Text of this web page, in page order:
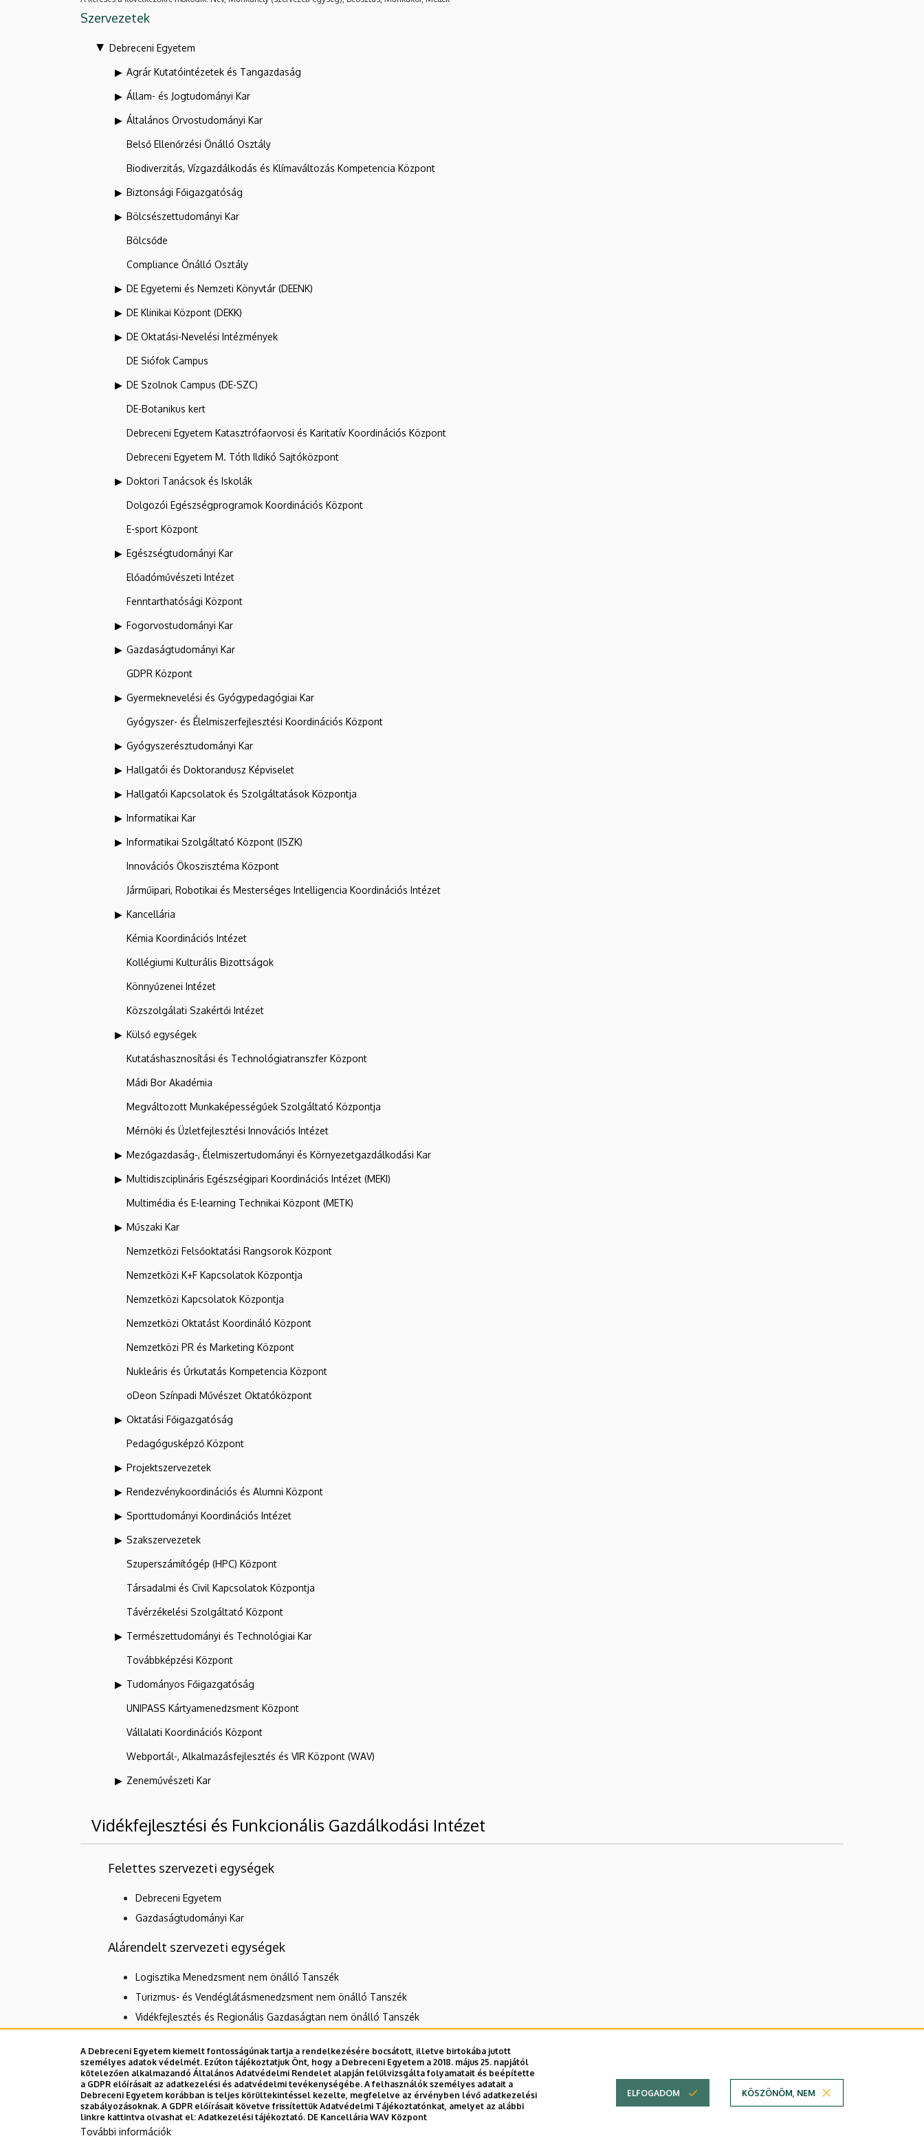
Szervezetek
Debreceni Egyetem
Agrár Kutatóintézetek és Tangazdaság
Állam- és Jogtudományi Kar
Általános Orvostudományi Kar
Belső Ellenőrzési Önálló Osztály
Biodiverzitás, Vízgazdálkodás és Klímaváltozás Kompetencia Központ
Biztonsági Főigazgatóság
Bölcsészettudományi Kar
Bölcsőde
Compliance Önálló Osztály
DE Egyetemi és Nemzeti Könyvtár (DEENK)
DE Klinikai Központ (DEKK)
DE Oktatási-Nevelési Intézmények
DE Siófok Campus
DE Szolnok Campus (DE-SZC)
DE-Botanikus kert
Debreceni Egyetem Katasztrófaorvosi és Karitatív Koordinációs Központ
Debreceni Egyetem M. Tóth Ildikó Sajtóközpont
Doktori Tanácsok és Iskolák
Dolgozói Egészségprogramok Koordinációs Központ
E-sport Központ
Egészségtudományi Kar
Előadóművészeti Intézet
Fenntarthatósági Központ
Fogorvostudományi Kar
Gazdaságtudományi Kar
GDPR Központ
Gyermeknevelési és Gyógypedagógiai Kar
Gyógyszer- és Élelmiszerfejlesztési Koordinációs Központ
Gyógyszerésztudományi Kar
Hallgatói és Doktorandusz Képviselet
Hallgatói Kapcsolatok és Szolgáltatások Központja
Informatikai Kar
Informatikai Szolgáltató Központ (ISZK)
Innovációs Ökoszisztéma Központ
Járműipari, Robotikai és Mesterséges Intelligencia Koordinációs Intézet
Kancellária
Kémia Koordinációs Intézet
Kollégiumi Kulturális Bizottságok
Könnyűzenei Intézet
Közszolgálati Szakértői Intézet
Külső egységek
Kutatáshasznosítási és Technológiatranszfer Központ
Mádi Bor Akadémia
Megváltozott Munkaképességűek Szolgáltató Központja
Mérnöki és Üzletfejlesztési Innovációs Intézet
Mezőgazdaság-, Élelmiszertudományi és Környezetgazdálkodási Kar
Multidiszciplináris Egészségipari Koordinációs Intézet (MEKI)
Multimédia és E-learning Technikai Központ (METK)
Műszaki Kar
Nemzetközi Felsőoktatási Rangsorok Központ
Nemzetközi K+F Kapcsolatok Központja
Nemzetközi Kapcsolatok Központja
Nemzetközi Oktatást Koordináló Központ
Nemzetközi PR és Marketing Központ
Nukleáris és Űrkutatás Kompetencia Központ
oDeon Színpadi Művészet Oktatóközpont
Oktatási Főigazgatóság
Pedagógusképző Központ
Projektszervezetek
Rendezvénykoordinációs és Alumni Központ
Sporttudományi Koordinációs Intézet
Szakszervezetek
Szuperszámítógép (HPC) Központ
Társadalmi és Civil Kapcsolatok Központja
Távérzékelési Szolgáltató Központ
Természettudományi és Technológiai Kar
Továbbképzési Központ
Tudományos Főigazgatóság
UNIPASS Kártyamenedzsment Központ
Vállalati Koordinációs Központ
Webportál-, Alkalmazásfejlesztés és VIR Központ (WAV)
Zeneművészeti Kar
Vidékfejlesztési és Funkcionális Gazdálkodási Intézet
Felettes szervezeti egységek
Debreceni Egyetem
Gazdaságtudományi Kar
Alárendelt szervezeti egységek
Logisztika Menedzsment nem önálló Tanszék
Turizmus- és Vendéglátásmenedzsment nem önálló Tanszék
Vidékfejlesztés és Regionális Gazdaságtan nem önálló Tanszék
Dolgozói adatmódosítás igénylése a DE telefonkönyvében|Külső személyek rögzítése a DE telefonkönyvében
A Debreceni Egyetem kiemelt fontosságúnak tartja a rendelkezésére bocsátott, illetve birtokába jutott
személyes adatok védelmét. Ezúton tájékoztatjuk Önt, hogy a Debreceni Egyetem a 2018. május 25. napjától
kötelezően alkalmazandó Általános Adatvédelmi Rendelet alapján felülvizsgálta folyamatait és beépítette
a GDPR előírásait az adatkezelési és adatvédelmi tevékenységébe. A felhasználók személyes adatait a
Debreceni Egyetem korábban is teljes körültekintéssel kezelte, megfelelve az érvényben lévő adatkezelési
szabályozásoknak. A GDPR előírásait követve frissítettük Adatvédelmi Tájékoztatónkat, amelyet az alábbi
linkre kattintva olvashat el: Adatkezelési tájékoztató. DE Kancellária WAV Központ
További információk
ELFOGADOM KÖSZÖNÖM, NEM